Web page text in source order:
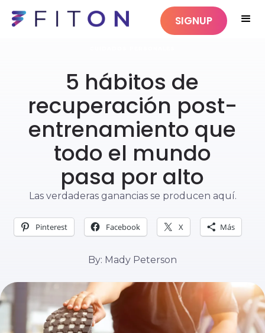
SIGNUP
5 hábitos de
recuperación post-
entrenamiento que
todo el mundo
pasa por alto
Las verdaderas ganancias se producen aquí.
Pinterest Facebook X Más
By: Mady Peterson